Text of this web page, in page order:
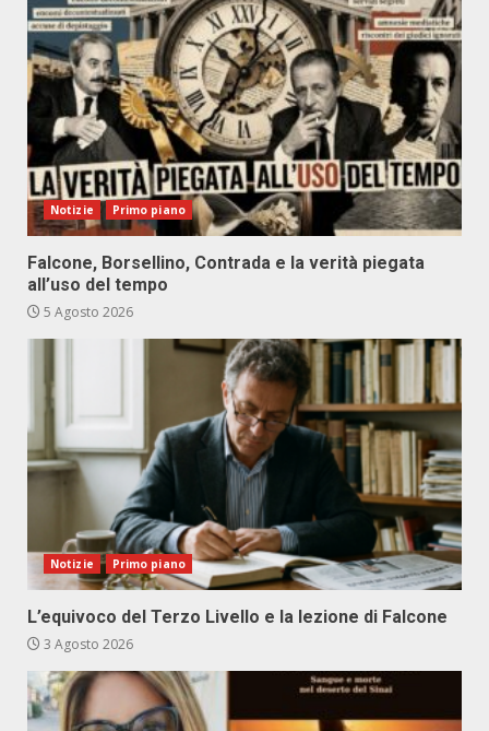
Notizie Primo piano
Falcone, Borsellino, Contrada e la verità piegata
all’uso del tempo
5 Agosto 2026
Notizie Primo piano
L’equivoco del Terzo Livello e la lezione di Falcone
3 Agosto 2026